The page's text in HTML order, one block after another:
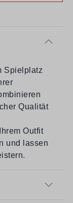
Spielplatz
Qualität
Outfit
und lassen